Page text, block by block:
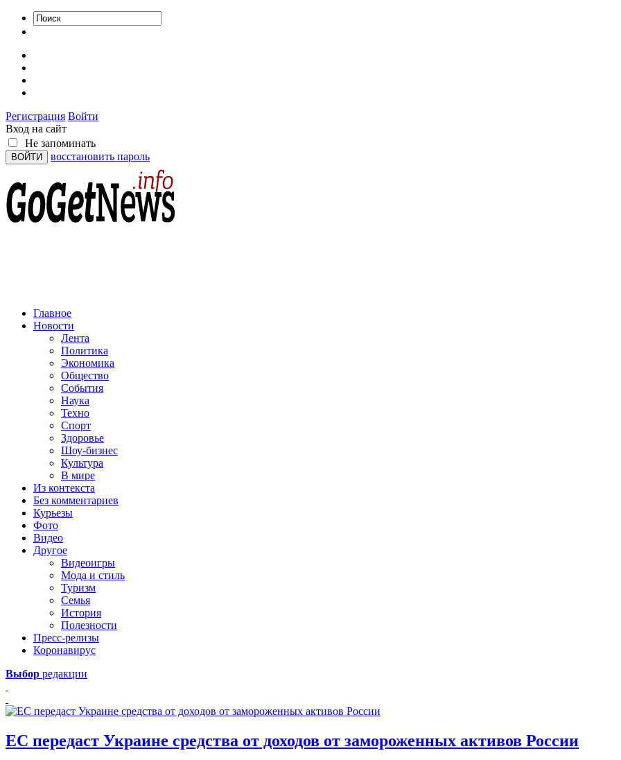
Регистрация Войти
Вход на сайт
Не запоминать
восстановить пароль
Главное
Новости
Лента
Политика
Экономика
Общество
События
Наука
Техно
Спорт
Здоровье
Шоу-бизнес
Культура
В мире
Из контекста
Без комментариев
Курьезы
Фото
Видео
Другое
Видеоигры
Мода и стиль
Туризм
Семья
История
Полезности
Пресс-релизы
Коронавирус
Выбор редакции
ЕС передаст Украине средства от доходов от замороженных активов России